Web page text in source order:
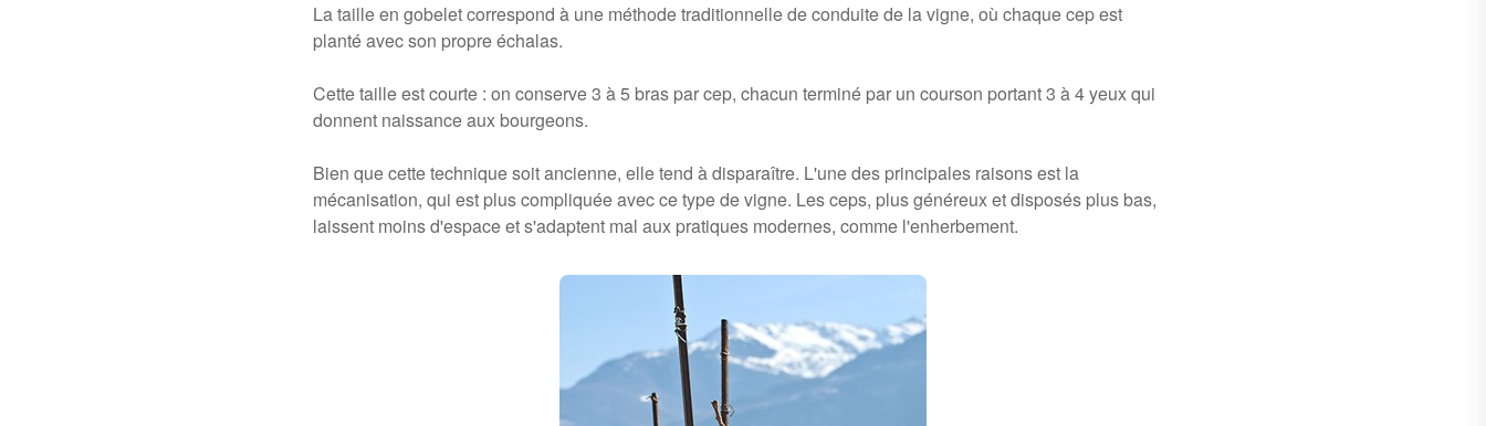
La taille en gobelet correspond à une méthode traditionnelle de conduite de la vigne, où chaque cep est
planté avec son propre échalas.
Cette taille est courte : on conserve 3 à 5 bras par cep, chacun terminé par un courson portant 3 à 4 yeux qui
donnent naissance aux bourgeons.
Bien que cette technique soit ancienne, elle tend à disparaître. L'une des principales raisons est la
mécanisation, qui est plus compliquée avec ce type de vigne. Les ceps, plus généreux et disposés plus bas,
laissent moins d'espace et s'adaptent mal aux pratiques modernes, comme l'enherbement.